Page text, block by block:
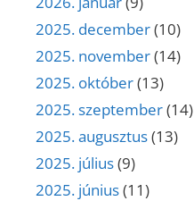
2025. december(10)
2025. november(14)
2025. október(13)
2025. szeptember(14)
2025. augusztus(13)
2025. július(9)
2025. június(11)